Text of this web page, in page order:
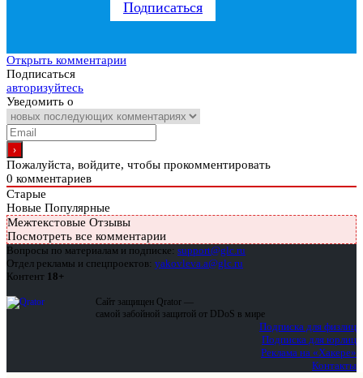
Подписаться
Открыть комментарии
Подписаться
авторизуйтесь
Уведомить о
Пожалуйста, войдите, чтобы прокомментировать
0 комментариев
Старые
Новые Популярные
Межтекстовые Отзывы
Посмотреть все комментарии
Вопросы по материалам и подписке: support@glc.ru
Отдел рекламы и спецпроектов: yakovleva.a@glc.ru
Контент 18+
Сайт защищен Qrator —
самой забойной защитой от DDoS в мире
Подписка для физлиц
Подписка для юрлиц
Реклама на «Хакере»
Контакты